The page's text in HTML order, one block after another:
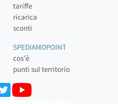
tariffe
ricarica
sconti
SPEDIAMOPOINT
cos'è
punti sul territorio